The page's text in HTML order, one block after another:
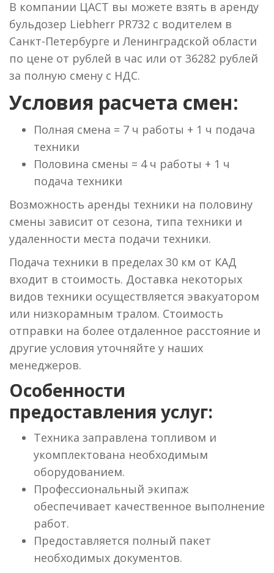
В компании ЦАСТ вы можете взять в аренду
бульдозер Liebherr PR732 с водителем в
Санкт-Петербурге и Ленинградской области
по цене от рублей в час или от 36282 рублей
за полную смену с НДС.
Условия расчета смен:
Полная смена = 7 ч работы + 1 ч подача
техники
Половина смены = 4 ч работы + 1 ч
подача техники
Возможность аренды техники на половину
смены зависит от сезона, типа техники и
удаленности места подачи техники.
Подача техники в пределах 30 км от КАД
входит в стоимость. Доставка некоторых
видов техники осуществляется эвакуатором
или низкорамным тралом. Стоимость
отправки на более отдаленное расстояние и
другие условия уточняйте у наших
менеджеров.
Особенности
предоставления услуг:
Техника заправлена топливом и
укомплектована необходимым
оборудованием.
Профессиональный экипаж
обеспечивает качественное выполнение
работ.
Предоставляется полный пакет
необходимых документов.